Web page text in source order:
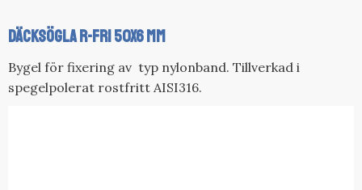
DÄCKSÖGLA R-FRI 50X6 MM
Bygel för fixering av typ nylonband. Tillverkad i
spegelpolerat rostfritt AISI316.